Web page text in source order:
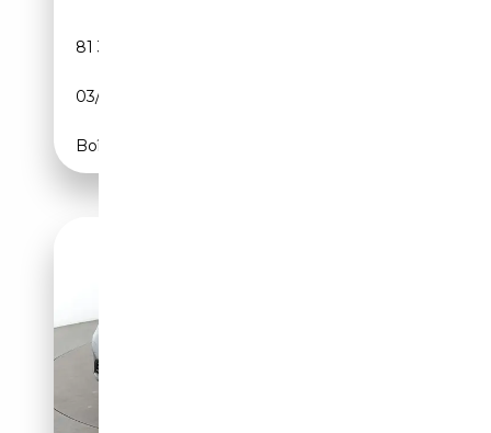
81 336 km
03/2022
Boîte manuelle